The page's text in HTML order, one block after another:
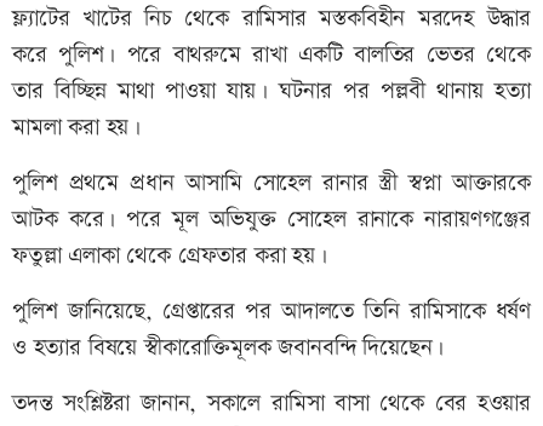
ফ্ল্যাটের খাটের নিচ থেকে রামিসার মস্তকবিহীন মরদেহ উদ্ধার
করে পুলিশ। পরে বাথরুমে রাখা একটি বালতির ভেতর থেকে
তার বিচ্ছিন্ন মাথা পাওয়া যায়। ঘটনার পর পল্লবী থানায় হত্যা
মামলা করা হয়।
পুলিশ প্রথমে প্রধান আসামি সোহেল রানার স্ত্রী স্বপ্না আক্তারকে
আটক করে। পরে মূল অভিযুক্ত সোহেল রানাকে নারায়ণগঞ্জের
ফতুল্লা এলাকা থেকে গ্রেফতার করা হয়।
পুলিশ জানিয়েছে, গ্রেপ্তারের পর আদালতে তিনি রামিসাকে ধর্ষণ
ও হত্যার বিষয়ে স্বীকারোক্তিমূলক জবানবন্দি দিয়েছেন।
তদন্ত সংশ্লিষ্টরা জানান, সকালে রামিসা বাসা থেকে বের হওয়ার